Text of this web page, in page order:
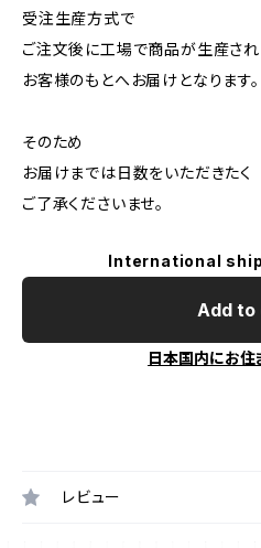
受注生産方式で
ご注文後に工場で商品が生産され
お客様のもとへお届けとなります。
そのため
お届けまでは日数をいただきたく
ご了承くださいませ。
International
Add
日本国内にお住
レビュー